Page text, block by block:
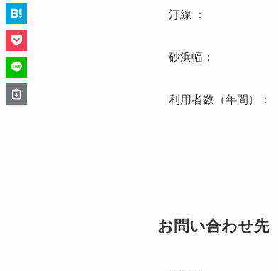
汀線 ：
砂浜幅：
利用者数（年間）：
お問い合わせ先